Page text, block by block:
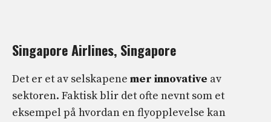
Singapore Airlines, Singapore
Det er et av selskapene mer innovative av
sektoren. Faktisk blir det ofte nevnt som et
eksempel på hvordan en flyopplevelse kan